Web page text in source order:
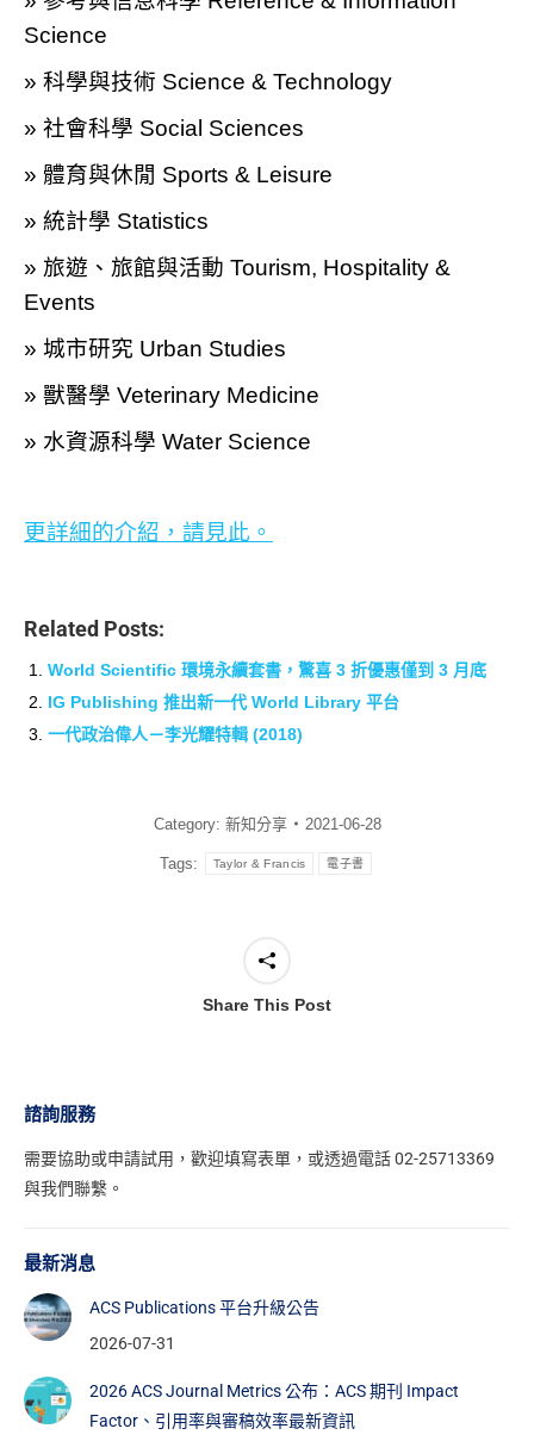
Science
» 科學與技術 Science & Technology
» 社會科學 Social Sciences
» 體育與休閒 Sports & Leisure
» 統計學 Statistics
» 旅遊、旅館與活動 Tourism, Hospitality &
Events
» 城市研究 Urban Studies
» 獸醫學 Veterinary Medicine
» 水資源科學 Water Science
更詳細的介紹，請見此。
Related Posts:
World Scientific 環境永續套書，驚喜 3 折優惠僅到 3 月底
IG Publishing 推出新一代 World Library 平台
一代政治偉人－李光耀特輯 (2018)
Category: 新知分享 2021-06-28
Tags: Taylor & Francis 電子書
Share This Post
諮詢服務
需要協助或申請試用， 歡迎填寫表單 ，或透過電話 02-25713369
與我們聯繫。
最新消息
ACS Publications 平台升級公告
2026-07-31
2026 ACS Journal Metrics 公布：ACS 期刊 Impact
Factor、引用率與審稿效率最新資訊